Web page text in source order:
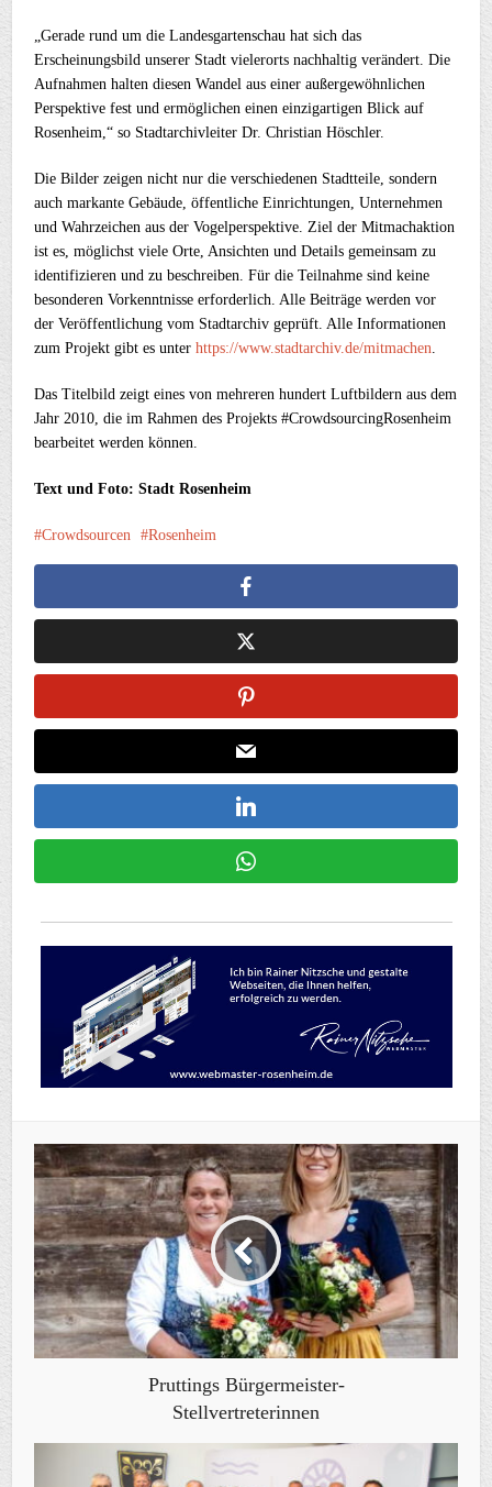
„Gerade rund um die Landesgartenschau hat sich das
Erscheinungsbild unserer Stadt vielerorts nachhaltig verändert. Die
Aufnahmen halten diesen Wandel aus einer außergewöhnlichen
Perspektive fest und ermöglichen einen einzigartigen Blick auf
Rosenheim,“ so Stadtarchivleiter Dr. Christian Höschler.
Die Bilder zeigen nicht nur die verschiedenen Stadtteile, sondern
auch markante Gebäude, öffentliche Einrichtungen, Unternehmen
und Wahrzeichen aus der Vogelperspektive. Ziel der Mitmachaktion
ist es, möglichst viele Orte, Ansichten und Details gemeinsam zu
identifizieren und zu beschreiben. Für die Teilnahme sind keine
besonderen Vorkenntnisse erforderlich. Alle Beiträge werden vor
der Veröffentlichung vom Stadtarchiv geprüft. Alle Informationen
zum Projekt gibt es unterhttps://www.stadtarchiv.de/mitmachen.
Das Titelbild zeigt eines von mehreren hundert Luftbildern aus dem
Jahr 2010, die im Rahmen des Projekts #CrowdsourcingRosenheim
bearbeitet werden können.
Text und Foto: Stadt Rosenheim
Crowdsourcen Rosenheim
Pruttings Bürgermeister-
Stellvertreterinnen